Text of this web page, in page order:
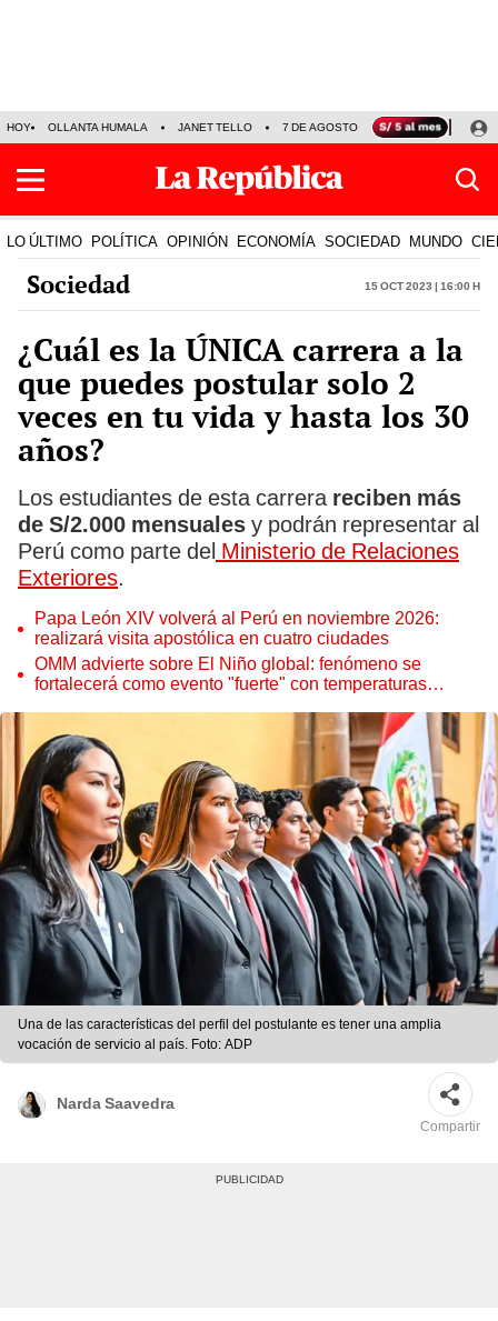
HOY OLLANTA HUMALA JANET TELLO 7 DE AGOSTO TINKA RESULTADOS
LO ÚLTIMO POLÍTICA OPINIÓN ECONOMÍA SOCIEDAD MUNDO
Sociedad 15 Oct 2023 | 16:00 h
¿Cuál es la ÚNICA carrera a la
que puedes postular solo 2
veces en tu vida y hasta los 30
años?
Los estudiantes de esta carrera reciben más
de S/2.000 mensuales y podrán representar al
Perú como parte del Ministerio de Relaciones
Exteriores.
Papa León XIV volverá al Perú en noviembre 2026:
realizará visita apostólica en cuatro ciudades
OMM advierte sobre El Niño global: fenómeno se
fortalecerá como evento "fuerte" con temperaturas
Una de las características del perfil del postulante es tener una amplia
vocación de servicio al país. Foto: ADP
Narda Saavedra
Compartir